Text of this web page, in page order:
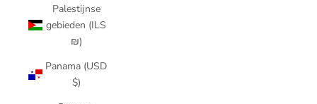
Palestijnse
gebieden (ILS
₪)
Panama (USD
$)